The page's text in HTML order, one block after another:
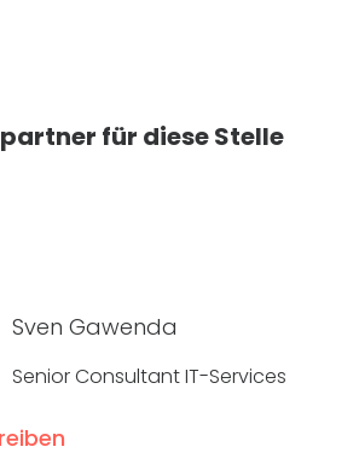
für diese Stelle
Sven Gawenda
Senior Consultant IT-Services